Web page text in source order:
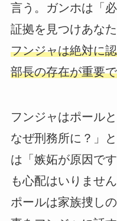
言う。ガンホは「
証拠を見つけあな
フンジャは絶対に
部長の存在が重要
フンジャはポール
なぜ刑務所に？」
は「嫉妬が原因で
も心配はいりませ
ポールは家族捜し